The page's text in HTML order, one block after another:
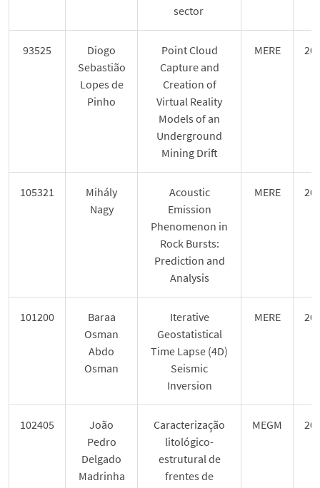
sector
93525
Diogo
Sebastião
Lopes de
Pinho
Point Cloud
Capture and
Creation of
Virtual Reality
Models of an
Underground
Mining Drift
MERE
105321
Mihály
Nagy
Acoustic
Emission
Phenomenon in
Rock Bursts:
Prediction and
Analysis
MERE
101200
Baraa
Osman
Abdo
Osman
Iterative
Geostatistical
Time Lapse (4D)
Seismic
Inversion
MERE
102405
João
Pedro
Delgado
Madrinha
Caracterização
litológico-
estrutural de
frentes de
MEGM